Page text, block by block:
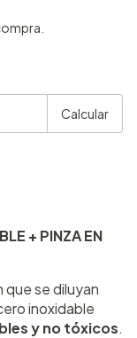
Calcular
+ PINZA EN
que se diluyan
inoxidable
y no tóxicos.